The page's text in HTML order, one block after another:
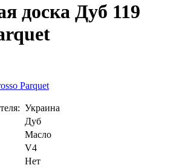
доска Дуб 119
Parquet
Украина
Дуб
Масло
V4
Нет